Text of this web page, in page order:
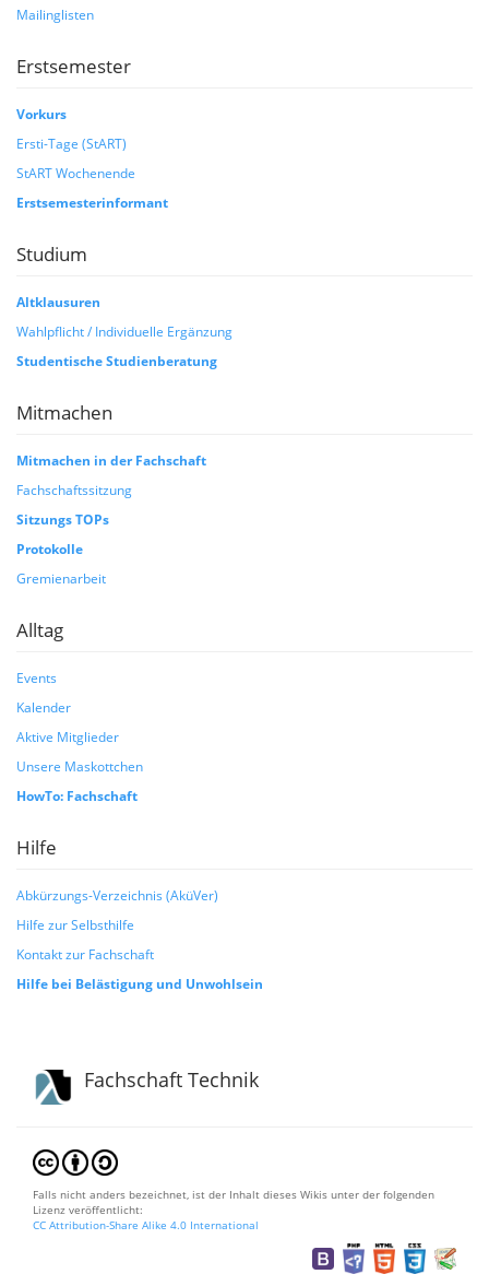
Mailinglisten
Erstsemester
Vorkurs
Ersti-Tage (StART)
StART Wochenende
Erstsemesterinformant
Studium
Altklausuren
Wahlpflicht / Individuelle Ergänzung
Studentische Studienberatung
Mitmachen
Mitmachen in der Fachschaft
Fachschaftssitzung
Sitzungs TOPs
Protokolle
Gremienarbeit
Alltag
Events
Kalender
Aktive Mitglieder
Unsere Maskottchen
HowTo: Fachschaft
Hilfe
Abkürzungs-Verzeichnis (AküVer)
Hilfe zur Selbsthilfe
Kontakt zur Fachschaft
Hilfe bei Belästigung und Unwohlsein
Fachschaft Technik
Falls nicht anders bezeichnet, ist der Inhalt dieses Wikis unter der folgenden
Lizenz veröffentlicht:
CC Attribution-Share Alike 4.0 International